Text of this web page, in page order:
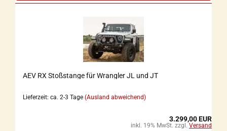
AEV RX Stoßstange für Wrangler JL und JT
Lieferzeit: ca. 2-3 Tage (Ausland abweichend)
3.299,00 EUR
inkl. 19% MwSt. zzgl. Versand